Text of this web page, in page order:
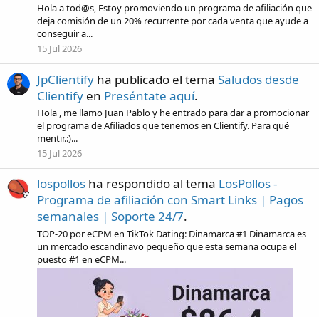
Hola a tod@s, Estoy promoviendo un programa de afiliación que
deja comisión de un 20% recurrente por cada venta que ayude a
conseguir a...
15 Jul 2026
JpClientify ha publicado el tema Saludos desde
Clientify en Preséntate aquí.
Hola , me llamo Juan Pablo y he entrado para dar a promocionar
el programa de Afiliados que tenemos en Clientify. Para qué
mentir.:)...
15 Jul 2026
lospollos ha respondido al tema LosPollos -
Programa de afiliación con Smart Links | Pagos
semanales | Soporte 24/7.
TOP-20 por eCPM en TikTok Dating: Dinamarca #1 Dinamarca es
un mercado escandinavo pequeño que esta semana ocupa el
puesto #1 en eCPM...